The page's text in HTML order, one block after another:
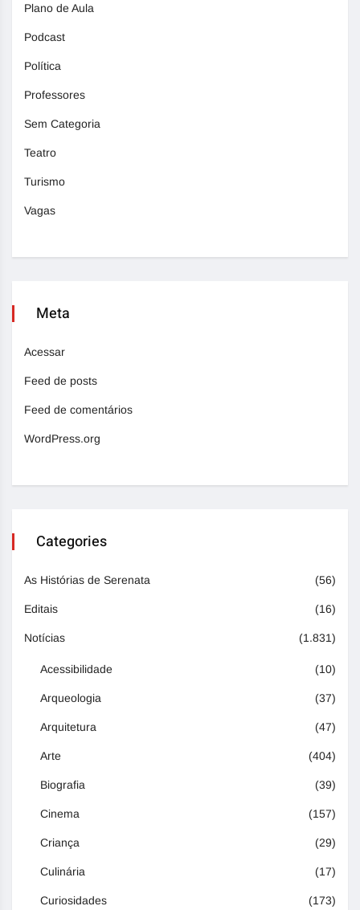
Plano de Aula
Podcast
Política
Professores
Sem Categoria
Teatro
Turismo
Vagas
Meta
Acessar
Feed de posts
Feed de comentários
WordPress.org
Categories
As Histórias de Serenata (56)
Editais (16)
Notícias (1.831)
Acessibilidade (10)
Arqueologia (37)
Arquitetura (47)
Arte (404)
Biografia (39)
Cinema (157)
Criança (29)
Culinária (17)
Curiosidades (173)